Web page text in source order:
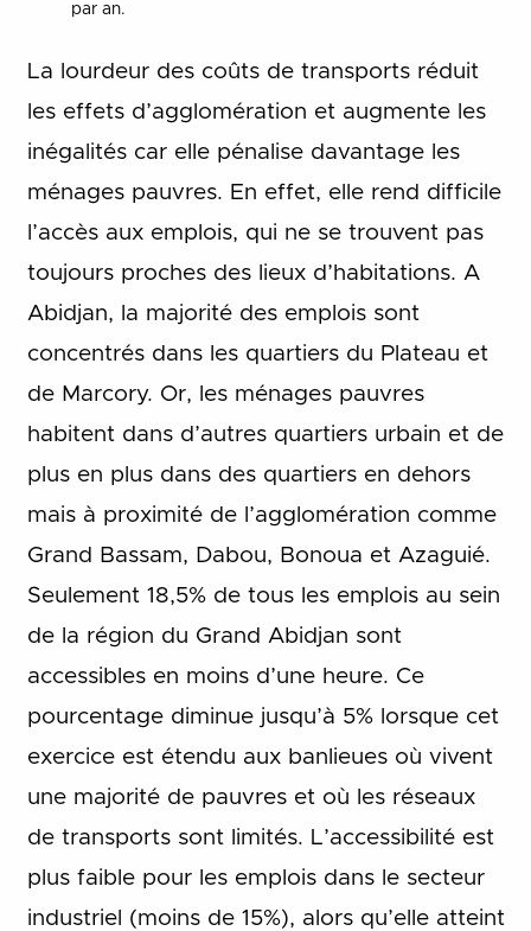
par an.
La lourdeur des coûts de transports réduit
les effets d’agglomération et augmente les
inégalités car elle pénalise davantage les
ménages pauvres. En effet, elle rend difficile
l’accès aux emplois, qui ne se trouvent pas
toujours proches des lieux d’habitations. A
Abidjan, la majorité des emplois sont
concentrés dans les quartiers du Plateau et
de Marcory. Or, les ménages pauvres
habitent dans d’autres quartiers urbain et de
plus en plus dans des quartiers en dehors
mais à proximité de l’agglomération comme
Grand Bassam, Dabou, Bonoua et Azaguié.
Seulement 18,5% de tous les emplois au sein
de la région du Grand Abidjan sont
accessibles en moins d’une heure. Ce
pourcentage diminue jusqu’à 5% lorsque cet
exercice est étendu aux banlieues où vivent
une majorité de pauvres et où les réseaux
de transports sont limités. L’accessibilité est
plus faible pour les emplois dans le secteur
industriel (moins de 15%), alors qu’elle atteint